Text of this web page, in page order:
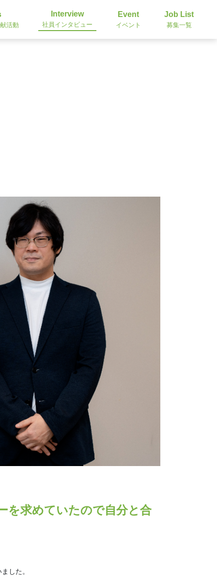
活動
Interview
社員インタビュー
Event
イベント
Job List
募集一覧
を求めていたので自分と合
した。